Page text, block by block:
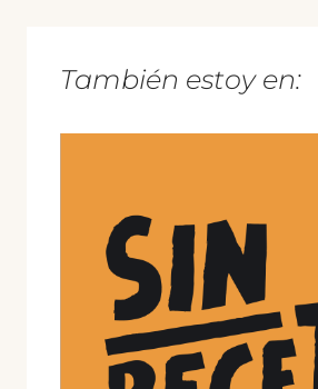
También estoy en: